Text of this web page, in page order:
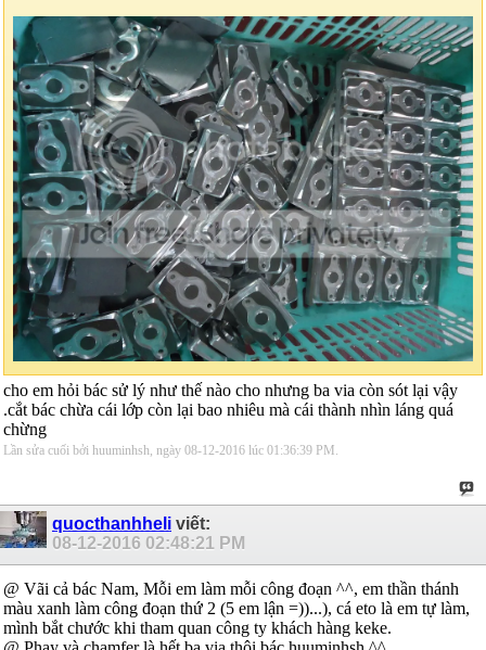
cho em hỏi bác sử lý như thế nào cho nhưng ba via còn sót lại vậy
.cắt bác chừa cái lớp còn lại bao nhiêu mà cái thành nhìn láng quá
chừng
Lần sửa cuối bởi huuminhsh, ngày 08-12-2016 lúc 01:36:39 PM
quocthanhheli viết:
08-12-2016 02:48:21 PM
@ Vãi cả bác Nam, Mỗi em làm mỗi công đoạn ^^, em thần thánh
màu xanh làm công đoạn thứ 2 (5 em lận =))...), cá eto là em tự làm,
mình bắt chước khi tham quan công ty khách hàng keke.